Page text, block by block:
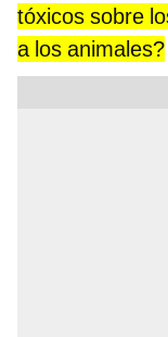
tóxicos sobre
a los animales?